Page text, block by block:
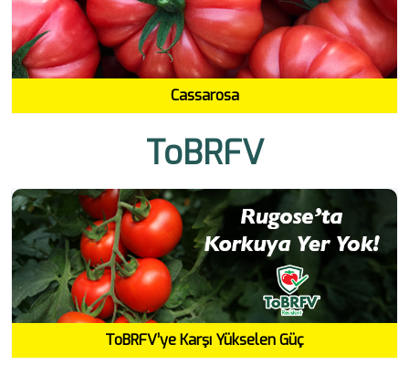
Cassarosa
ToBRFV
ToBRFV’ye Karşı Yükselen Güç